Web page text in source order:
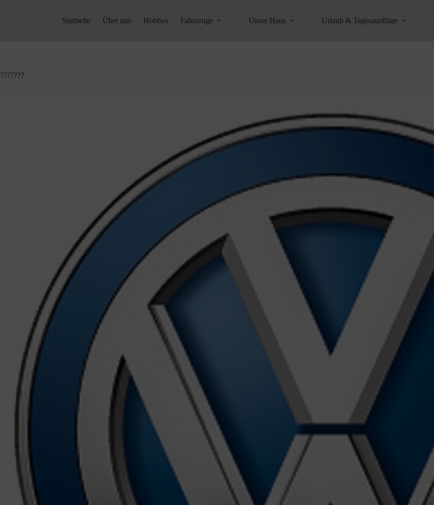
Startseite Über uns Hobbys Fahrzeuge Unser Haus Urlaub & Tagesausflüge
???????